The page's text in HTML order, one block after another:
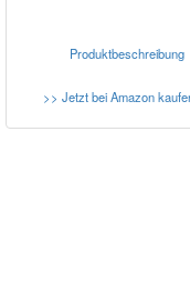
Produktbeschreibung
>> Jetzt bei Amazon